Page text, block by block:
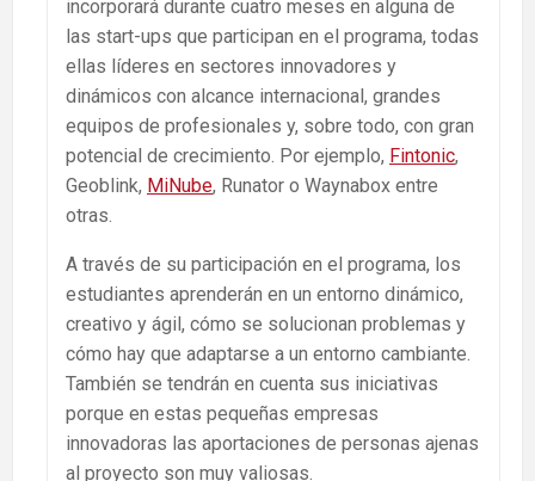
incorporará durante cuatro meses en alguna de
las start-ups que participan en el programa, todas
ellas líderes en sectores innovadores y
dinámicos con alcance internacional, grandes
equipos de profesionales y, sobre todo, con gran
potencial de crecimiento. Por ejemplo, Fintonic,
Geoblink, MiNube, Runator o Waynabox entre
otras.
A través de su participación en el programa, los
estudiantes aprenderán en un entorno dinámico,
creativo y ágil, cómo se solucionan problemas y
cómo hay que adaptarse a un entorno cambiante.
También se tendrán en cuenta sus iniciativas
porque en estas pequeñas empresas
innovadoras las aportaciones de personas ajenas
al proyecto son muy valiosas.